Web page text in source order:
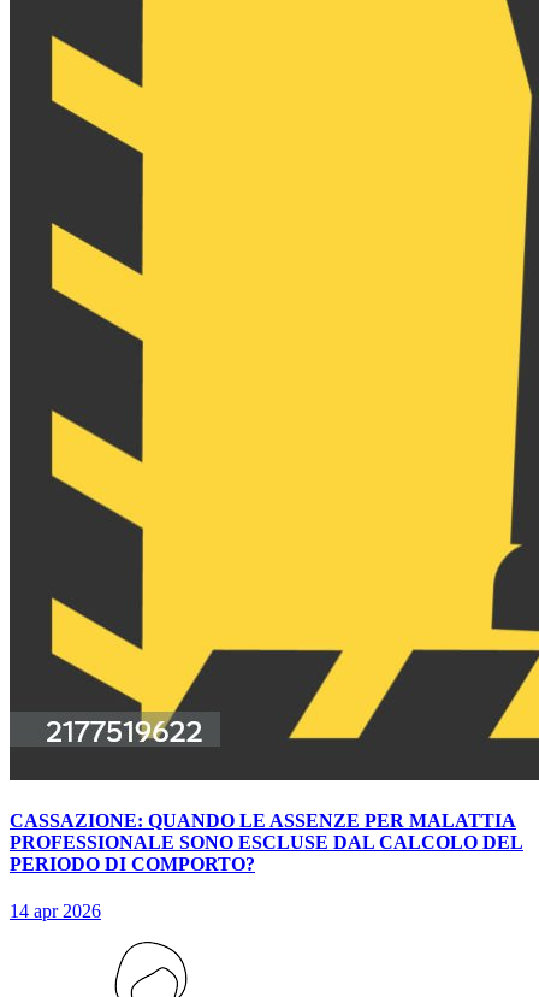
CASSAZIONE: QUANDO LE ASSENZE PER MALATTIA
PROFESSIONALE SONO ESCLUSE DAL CALCOLO DEL
PERIODO DI COMPORTO?
14 apr 2026